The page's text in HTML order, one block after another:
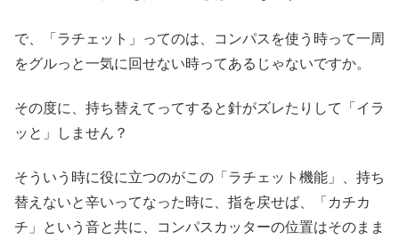
で、「ラチェット」ってのは、コンパスを使う時って一周
をグルっと一気に回せない時ってあるじゃないですか。
その度に、持ち替えてってすると針がズレたりして「イラ
ッと」しません？
そういう時に役に立つのがこの「ラチェット機能」、持ち
替えないと辛いってなった時に、指を戻せば、「カチカ
チ」という音と共に、コンパスカッターの位置はそのまま